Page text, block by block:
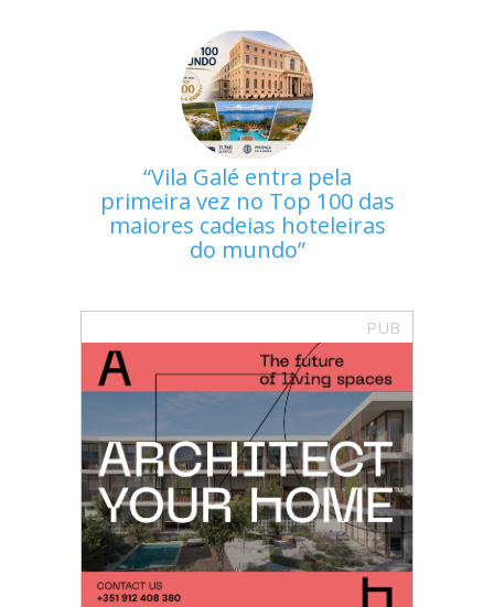
Vila Galé entra pela
primeira vez no Top 100 das
maiores cadeias hoteleiras
do mundo
PUB